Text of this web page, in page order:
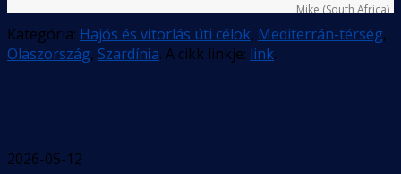
Mike (South Africa)
Kategória: Hajós és vitorlás úti célok, Mediterrán-térség,
Olaszország, Szardínia. A cikk linkje: link.
2026-05-12